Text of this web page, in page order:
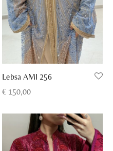
Lebsa AMI 256
€150,00